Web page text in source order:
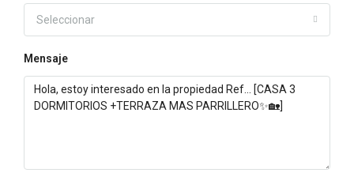
Seleccionar
Mensaje